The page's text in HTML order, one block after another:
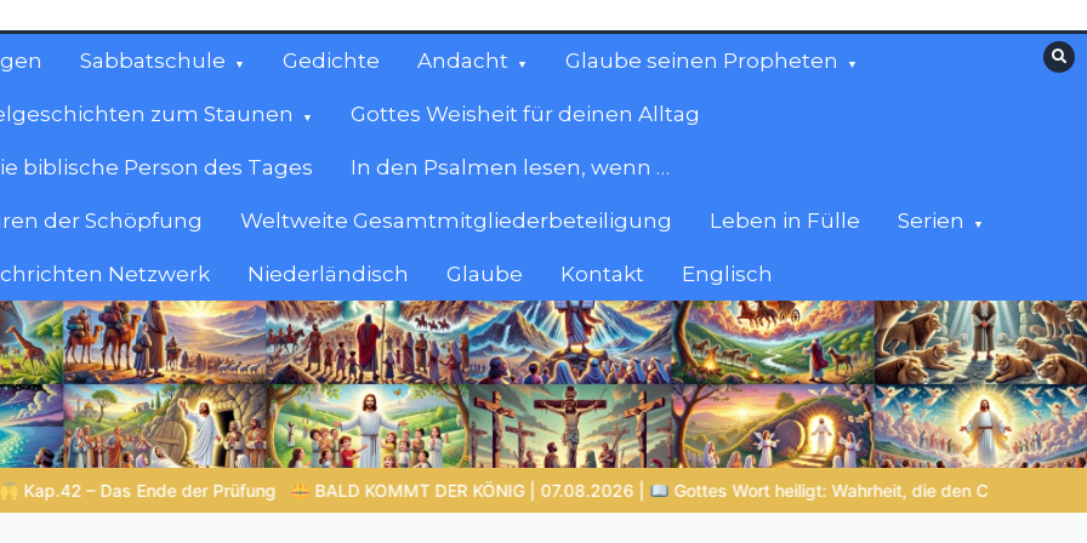
Sabbatschule Gedichte Andacht Glaube seinen Propheten
zum Staunen Gottes Weisheit für deinen Alltag
biblische Person des Tages In den Psalmen lesen, wenn …
der Schöpfung Weltweite Gesamtmitgliederbeteiligung Leben in Fülle Serien
Netzwerk Niederländisch Glaube Kontakt Englisch
DER KÖNIG | 07.08.2026 | Gottes Wort heiligt: Wahrheit, die den Charakter formt NOCH WACH? | 06.08.2026 |